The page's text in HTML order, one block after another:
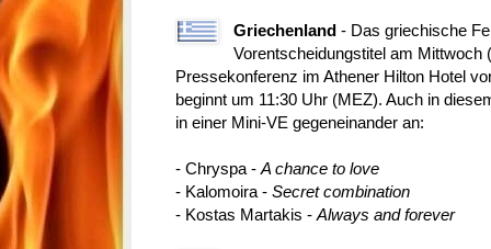
Griechenland - Das griechische
Vorentscheidungstitel am Mittwoch
Pressekonferenz im Athener Hilton Hotel
beginnt um 11:30 Uhr (MEZ). Auch in
in einer Mini-VE gegeneinander an:
- Chryspa - A chance to love
- Kalomoira - Secret combination
- Kostas Martakis - Always and forever